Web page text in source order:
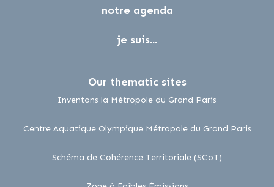
notre agenda
je suis...
Our thematic sites
Inventons la Métropole du Grand Paris
Centre Aquatique Olympique Métropole du Grand Parislien
Schéma de Cohérence Territoriale (SCoT)